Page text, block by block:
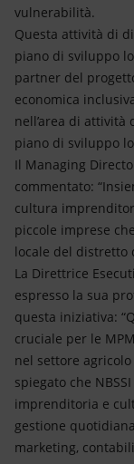
vulnerabilità.
Questa attività di
piano di sviluppo
partner del
economica
nell’area di attività
piano di sviluppo
Il Managing
commentato:
cultura
piccole imprese
locale del distretto
La Direttrice
espresso la sua
questa iniziativa:
cruciale per le
nel settore
spiegato che
imprenditoria e
gestione
marketing,